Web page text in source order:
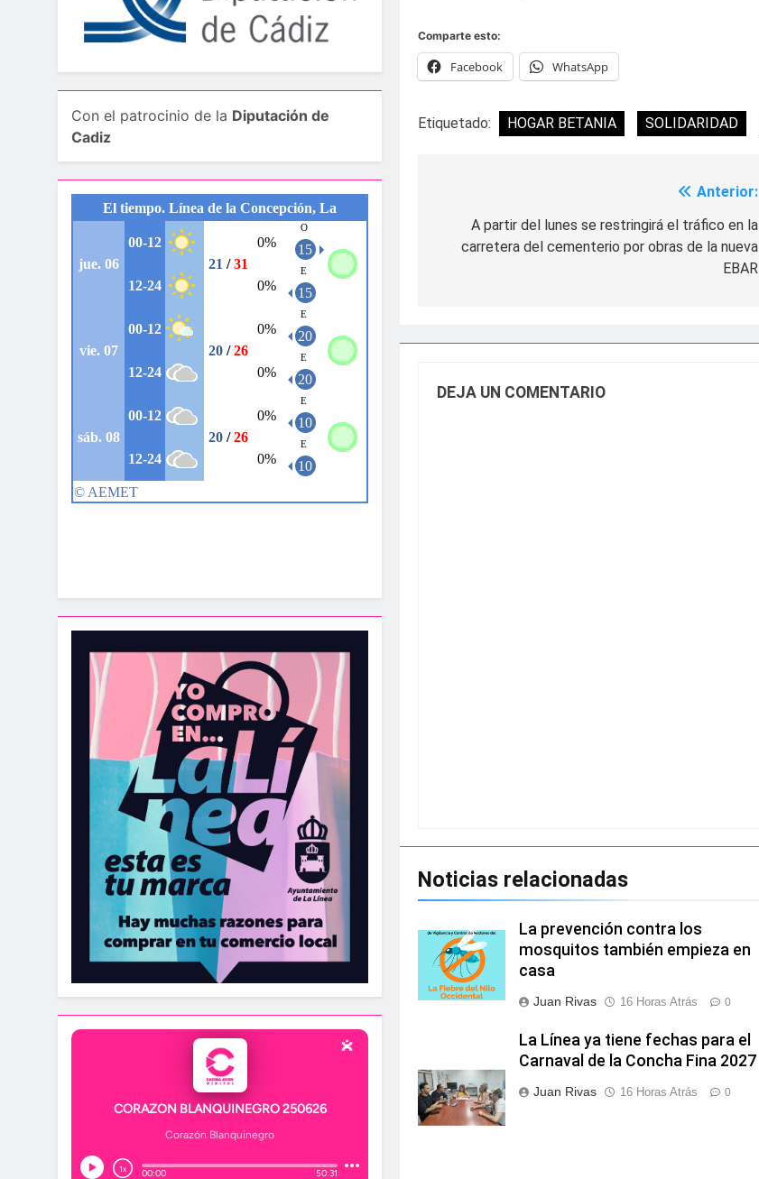
Con el patrocinio de la Diputación de
Cadiz
Comparte esto:
Facebook WhatsApp
Etiquetado: HOGAR BETANIA SOLIDARIDAD
Anterior:
A partir del lunes se restringirá el tráfico en la
carretera del cementerio por obras de la nueva
EBAR
DEJA UN COMENTARIO
Noticias relacionadas
La prevención contra los
mosquitos también empieza en
casa
Juan Rivas 16 Horas Atrás 0
La Línea ya tiene fechas para el
Carnaval de la Concha Fina 2027
Juan Rivas 16 Horas Atrás 0